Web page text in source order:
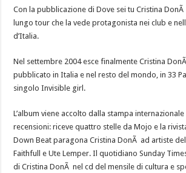
Con la pubblicazione di Dove sei tu Cristina
lungo tour che la vede protagonista nei club e
d’Italia.
Nel settembre 2004 esce finalmente Cristina DonÃ
pubblicato in Italia e nel resto del mondo, in 33
singolo Invisible girl.
L’album viene accolto dalla stampa
recensioni: riceve quattro stelle da Mojo e la
Down Beat paragona Cristina DonÃ ad artiste
Faithfull e Ute Lemper. Il quotidiano Sunday
di Cristina DonÃ nel cd del mensile di cultura e